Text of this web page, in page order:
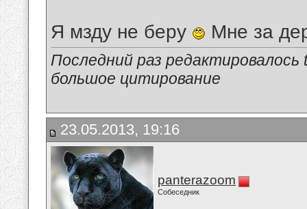
Я мзду не беру Мне за
Последний раз
большое цитирование
23.05.2013, 19:16
panterazoom
Собеседник